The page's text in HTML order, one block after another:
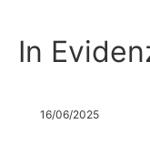
In
16/06/2025